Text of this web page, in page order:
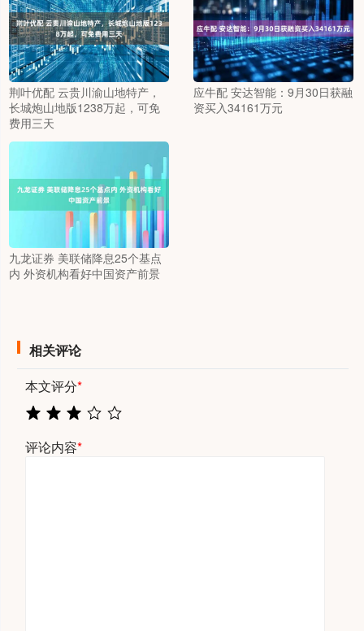
荆叶优配 云贵川渝山地特产，
长城炮山地版1238万起，可免
费用三天
应牛配 安达智能：9月30日获融
资买入34161万元
九龙证券 美联储降息25个基点
内 外资机构看好中国资产前景
相关评论
本文评分*
评论内容*